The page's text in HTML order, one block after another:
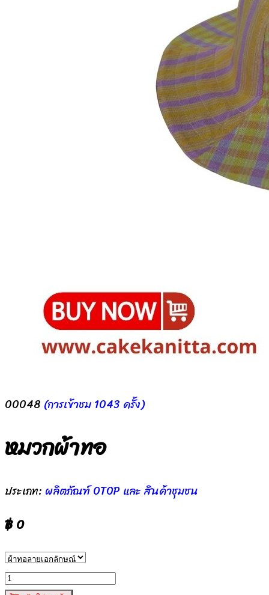
00048 (การเข้าชม 1043 ครั้ง)
หมวกผ้าทอ
ประเภท: ผลิตภัณฑ์ OTOP และ สินค้าชุมชน
฿ 0